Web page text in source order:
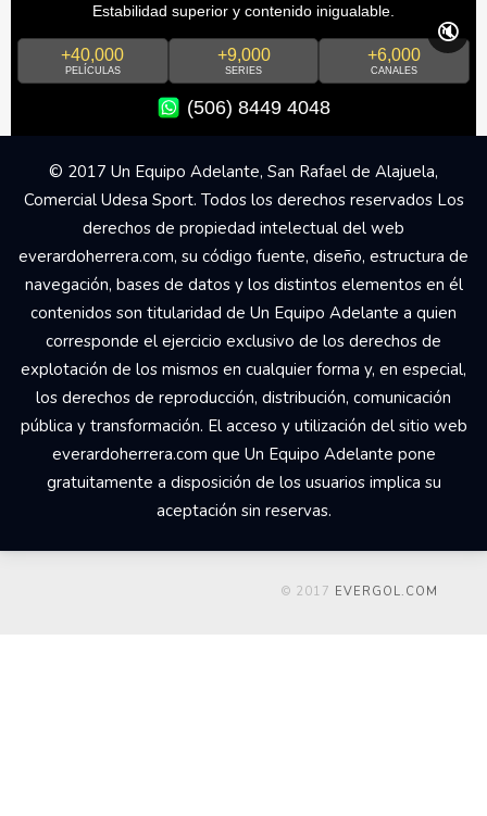
Estabilidad superior y contenido inigualable.
+40,000
PELÍCULAS
+9,000
SERIES
+6,000
CANALES
(506) 8449 4048
🔇
© 2017 Un Equipo Adelante, San Rafael de Alajuela,
Comercial Udesa Sport. Todos los derechos reservados Los
derechos de propiedad intelectual del web
everardoherrera.com, su código fuente, diseño, estructura de
navegación, bases de datos y los distintos elementos en él
contenidos son titularidad de Un Equipo Adelante a quien
corresponde el ejercicio exclusivo de los derechos de
explotación de los mismos en cualquier forma y, en especial,
los derechos de reproducción, distribución, comunicación
pública y transformación. El acceso y utilización del sitio web
everardoherrera.com que Un Equipo Adelante pone
gratuitamente a disposición de los usuarios implica su
aceptación sin reservas.
© 2017 EVERGOL.COM